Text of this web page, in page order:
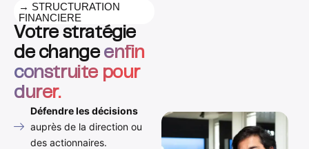
→ STRUCTURATION
FINANCIERE
Votre stratégie
de change enfin
construite pour
durer.
Défendre les décisions
auprès de la direction ou
des actionnaires.